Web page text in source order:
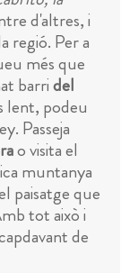
d'altres, i
regió. Per a
més que
barridel
lent, podeu
Passeja
o visita el
muntanya
paisatge que
tot això i
de